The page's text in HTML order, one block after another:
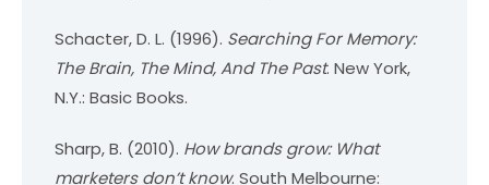
Schacter, D. L. (1996). Searching For Memory:
The Brain, The Mind, And The Past. New York,
N.Y.: Basic Books.
Sharp, B. (2010). How brands grow: What
marketers don’t know. South Melbourne: